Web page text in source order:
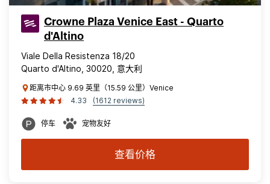
Crowne Plaza Venice East - Quarto
d'Altino
Viale Della Resistenza 18/20
Quarto d'Altino, 30020, 意大利
距离市中心 9.69 英里（15.59 公里）Venice
4.33
(1612 reviews)
停车 宠物友好
查看价格